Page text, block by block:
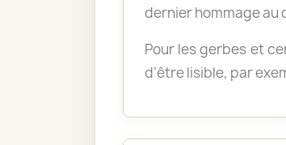
dernier hommage au
Pour les gerbes et
d’être lisible, par